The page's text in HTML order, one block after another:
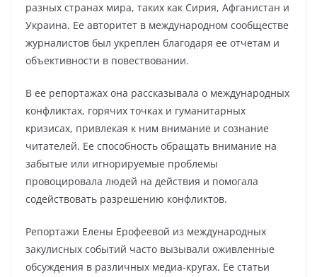
разных странах мира, таких как Сирия, Афганистан и
Украина. Ее авторитет в международном сообществе
журналистов был укреплен благодаря ее отчетам и
объективности в повествовании.
В ее репортажах она рассказывала о международных
конфликтах, горячих точках и гуманитарных
кризисах, привлекая к ним внимание и сознание
читателей. Ее способность обращать внимание на
забытые или игнорируемые проблемы
провоцировала людей на действия и помогала
содействовать разрешению конфликтов.
Репортажи Елены Ерофеевой из международных
закулисных событий часто вызывали оживленные
обсуждения в различных медиа-кругах. Ее статьи